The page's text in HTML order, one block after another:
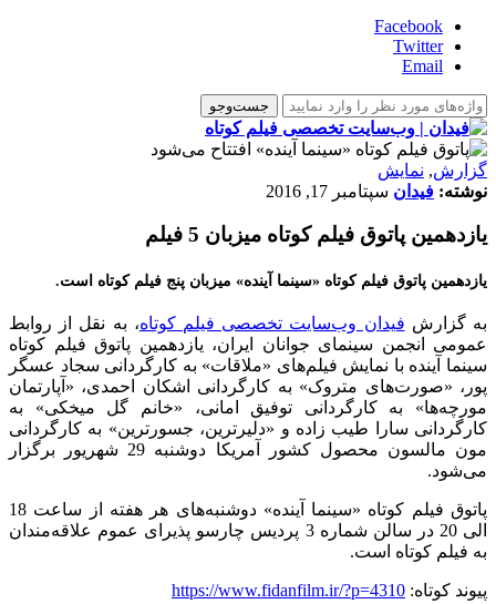
Facebook
Twitter
Email
گزارش, نمایش
نوشته: فیدان سپتامبر 17, 2016
یازدهمین پاتوق فیلم کوتاه میزبان 5 فیلم
یازدهمین پاتوق فیلم کوتاه «سینما آینده» میزبان پنج فیلم کوتاه است.
به گزارش فیدان وب‌سایت تخصصی فیلم کوتاه، به نقل از روابط
عمومی انجمن سینمای جوانان ایران، یازدهمین پاتوق فیلم کوتاه
سینما آینده با نمایش فیلم‌های «ملاقات» به کارگردانی سجاد عسگر
پور، «صورت‌های متروک» به کارگردانی اشکان احمدی، «آپارتمان
مورچه‌ها» به کارگردانی توفیق امانی، «خانم گل میخکی» به
کارگردانی سارا طیب زاده و «دلیرترین، جسورترین» به کارگردانی
مون مالسون محصول کشور آمریکا دوشنبه 29 شهریور برگزار
می‌شود.
پاتوق فیلم کوتاه «سینما آینده» دوشنبه‌های هر هفته از ساعت 18
الی 20 در سالن شماره 3 پردیس چارسو پذیرای عموم علاقه‌مندان
به فیلم کوتاه است.
پیوند کوتاه: https://www.fidanfilm.ir/?p=4310